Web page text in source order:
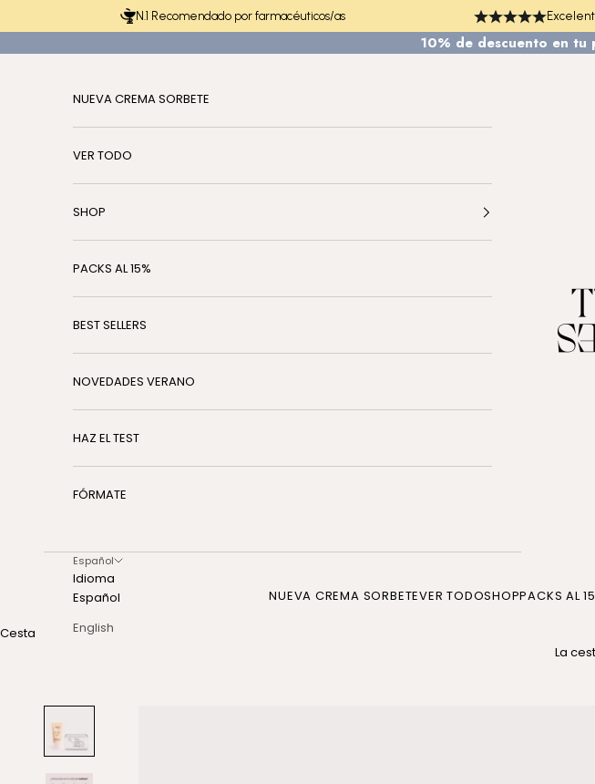
N.1 Recomendado por farmacéuticos/as
10% de descuento en tu
TWO
NUEVA CREMA SORBETEVER TODOSHOPPACKS AL
NUEVA CREMA SORBETE
VER TODO
SHOP
PACKS AL 15%
BEST SELLERS
NOVEDADES VERANO
HAZ EL TEST
FÓRMATE
Español
Idioma
Español
English
Cesta
La